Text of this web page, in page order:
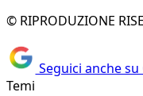
© RIPRODUZIONE
Seguici anche
Temi